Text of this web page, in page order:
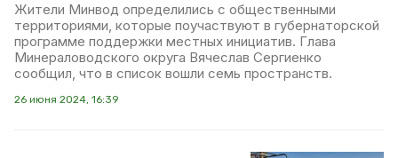
Жители Минвод определились с общественными
территориями, которые поучаствуют в губернаторской
программе поддержки местных инициатив. Глава
Минераловодского округа Вячеслав Сергиенко
сообщил, что в список вошли семь пространств.
26 июня 2024, 16:39